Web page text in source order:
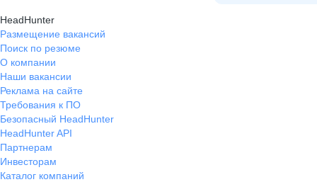
HeadHunter
Размещение вакансий
Поиск по резюме
О компании
Наши вакансии
Реклама на сайте
Требования к ПО
Безопасный HeadHunter
HeadHunter API
Партнерам
Инвесторам
Каталог компаний